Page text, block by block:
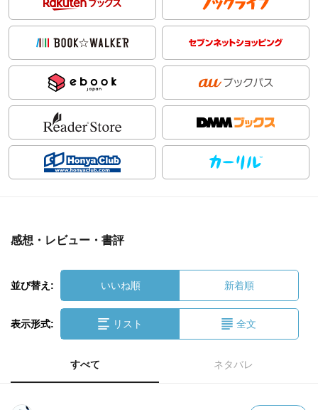
感想・レビュー・書評
並び替え: いいね順 新着順
表示形式: リスト 全文
すべて ネタバレ